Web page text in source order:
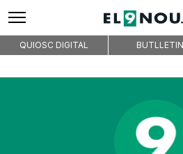
QUIOSC DIGITAL